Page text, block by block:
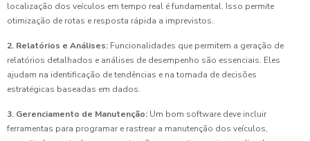
localização dos veículos em tempo real é fundamental. Isso permite
otimização de rotas e resposta rápida a imprevistos.
2. Relatórios e Análises: Funcionalidades que permitem a geração de
relatórios detalhados e análises de desempenho são essenciais. Eles
ajudam na identificação de tendências e na tomada de decisões
estratégicas baseadas em dados.
3. Gerenciamento de Manutenção: Um bom software deve incluir
ferramentas para programar e rastrear a manutenção dos veículos,